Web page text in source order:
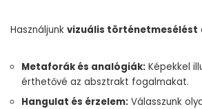
Használjunk vizuális történetmesélést
Metaforák és analógiák: Képekkel
érthetővé az absztrakt fogalmakat.
Hangulat és érzelem: Válasszunk